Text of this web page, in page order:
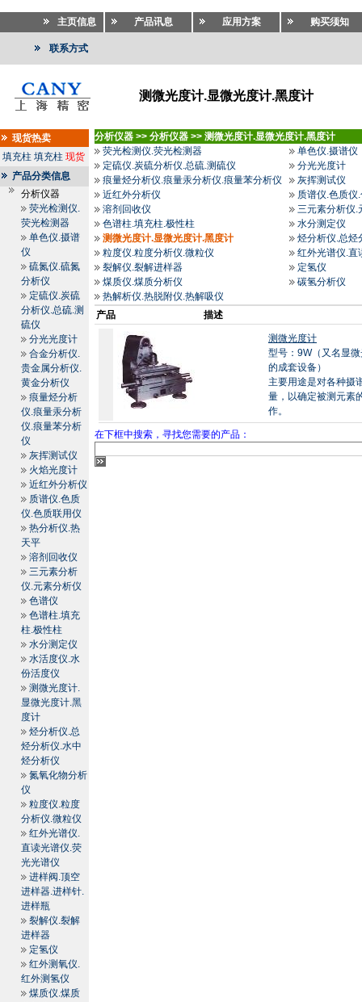
主页信息 产品讯息 应用方案 购买须知
联系方式
测微光度计.显微光度计.黑度计
现货热卖
填充柱 填充柱 现货
产品分类信息
分析仪器
荧光检测仪.
荧光检测器
单色仪.摄谱
仪
硫氮仪.硫氮
分析仪
定硫仪.炭硫
分析仪.总硫.测
硫仪
分光光度计
合金分析仪.
贵金属分析仪.
黄金分析仪
痕量烃分析
仪.痕量汞分析
仪.痕量苯分析
仪
灰挥测试仪
火焰光度计
近红外分析仪
质谱仪.色质
仪.色质联用仪
热分析仪.热
天平
溶剂回收仪
三元素分析
仪.元素分析仪
色谱仪
色谱柱.填充
柱.极性柱
水分测定仪
水活度仪.水
份活度仪
测微光度计.
显微光度计.黑
度计
烃分析仪.总
烃分析仪.水中
烃分析仪
氮氧化物分析
仪
粒度仪.粒度
分析仪.微粒仪
红外光谱仪.
直读光谱仪.荧
光光谱仪
进样阀.顶空
进样器.进样针.
进样瓶
裂解仪.裂解
进样器
定氢仪
红外测氧仪.
红外测氢仪
煤质仪.煤质
分析仪器 >> 分析仪器 >> 测微光度计.显微光度计.黑度计
荧光检测仪.荧光检测器
单色仪.摄谱仪
定硫仪.炭硫分析仪.总硫.测硫仪
分光光度计
痕量烃分析仪.痕量汞分析仪.痕量苯分析仪
灰挥测试仪
近红外分析仪
质谱仪.色质仪
溶剂回收仪
三元素分析仪.
色谱柱.填充柱.极性柱
水分测定仪
测微光度计.显微光度计.黑度计
烃分析仪.总烃
粒度仪.粒度分析仪.微粒仪
红外光谱仪.直
裂解仪.裂解进样器
定氢仪
煤质仪.煤质分析仪
碳氢分析仪
热解析仪.热脱附仪.热解吸仪
产品
描述
测微光度计
型号：9W（又名显
的成套设备）
主要用途是对各种摄
量，以确定被测元素
作。
在下框中搜索，寻找您需要的产品：